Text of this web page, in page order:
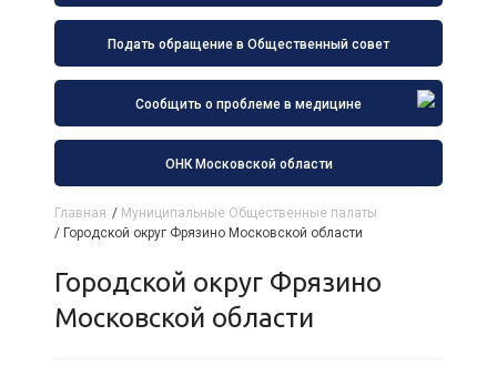
Подать обращение в Общественный совет
Сообщить о проблеме в медицине
ОНК Московской области
Главная / Муниципальные Общественные палаты
/ Городской округ Фрязино Московской области
Городской округ Фрязино
Московской области